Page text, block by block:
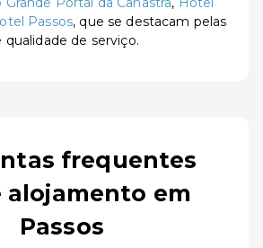
Passos, que se destacam pelas
qualidade de serviço.
frequentes
alojamento em
Passos